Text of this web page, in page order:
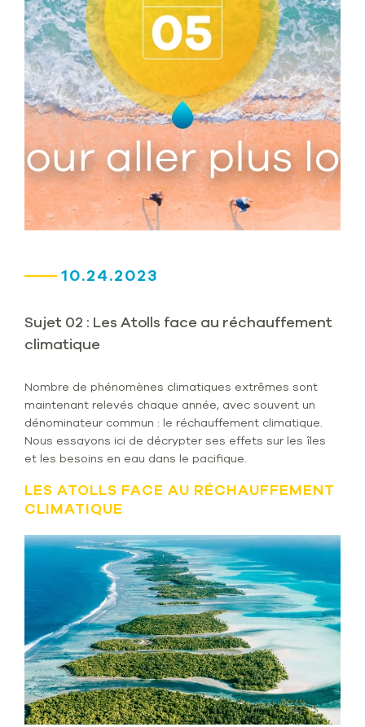
10.24.2023
Sujet 02 : Les Atolls face au réchauffement
climatique
Nombre de phénomènes climatiques extrêmes sont
maintenant relevés chaque année, avec souvent un
dénominateur commun : le réchauffement climatique.
Nous essayons ici de décrypter ses effets sur les îles
et les besoins en eau dans le pacifique.
LES ATOLLS FACE AU RÉCHAUFFEMENT
CLIMATIQUE